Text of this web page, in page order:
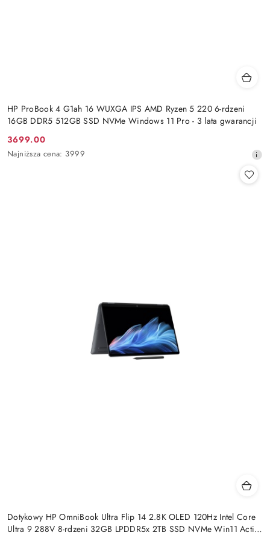
HP ProBook 4 G1ah 16 WUXGA IPS AMD Ryzen 5 220 6-rdzeni
16GB DDR5 512GB SSD NVMe Windows 11 Pro - 3 lata gwarancji
Cena
promocyjna:
3699.00
Najniższa
Najniższa cena: 3999
Dotykowy HP OmniBook Ultra Flip 14 2.8K OLED 120Hz Intel Core
Ultra 9 288V 8-rdzeni 32GB LPDDR5x 2TB SSD NVMe Win11 Active